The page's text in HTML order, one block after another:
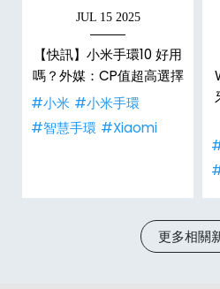
JUL 15 2025
【快訊】小米手環10 好用
嗎？外媒：CP值超高選擇
#小米 #小米手環
#智慧手環 #Xiaomi
更多相關